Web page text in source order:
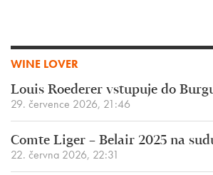
WINE LOVER
Louis Roederer vstupuje do
29. července 2026, 21:46
Comte Liger – Belair 2025 na
22. června 2026, 22:31